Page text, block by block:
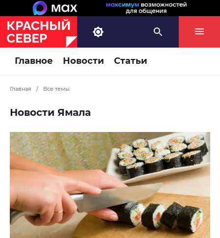
Главное Новости Статьи
Главная / Все темы
Новости Ямала